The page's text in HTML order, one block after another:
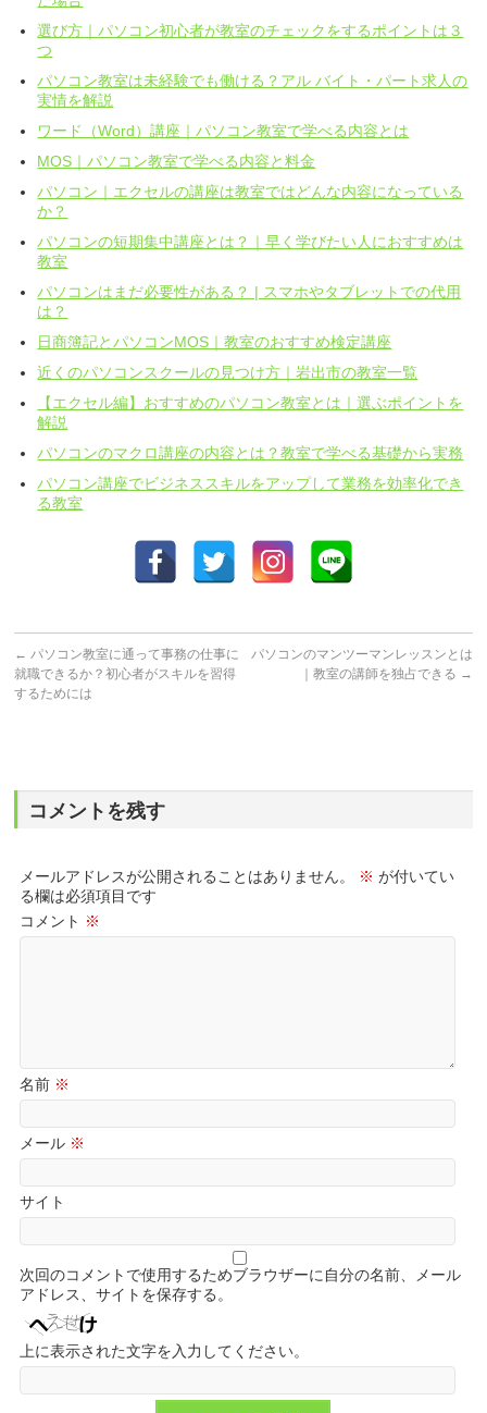
選び方｜パソコン初心者が教室のチェックをするポイントは３
つ
パソコン教室は未経験でも働ける？アル バイト・パート求人の
実情を解説
ワード（Word）講座｜パソコン教室で学べる内容とは
MOS｜パソコン教室で学べる内容と料金
パソコン｜エクセルの講座は教室ではどんな内容になっている
か？
パソコンの短期集中講座とは？｜早く学びたい人におすすめは
教室
パソコンはまだ必要性がある？ | スマホやタブレットでの代用
は？
日商簿記とパソコンMOS｜教室のおすすめ検定講座
近くのパソコンスクールの見つけ方｜岩出市の教室一覧
【エクセル編】おすすめのパソコン教室とは｜選ぶポイントを
解説
パソコンのマクロ講座の内容とは？教室で学べる基礎から実務
パソコン講座でビジネススキルをアップして業務を効率化でき
る教室
← パソコン教室に通って事務の仕事に
就職できるか？初心者がスキルを習得
するためには
パソコンのマンツーマンレッスンとは
｜教室の講師を独占できる →
コメントを残す
メールアドレスが公開されることはありません。 ※ が付いてい
る欄は必須項目です
コメント ※
名前 ※
メール ※
サイト
次回のコメントで使用するためブラウザーに自分の名前、メール
アドレス、サイトを保存する。
上に表示された文字を入力してください。